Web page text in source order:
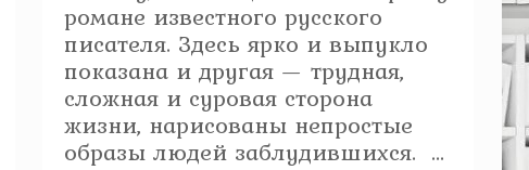
романе известного русского
писателя. Здесь ярко и выпукло
показана и другая — трудная,
сложная и суровая сторона
жизни, нарисованы непростые
образы людей заблудившихся. ...